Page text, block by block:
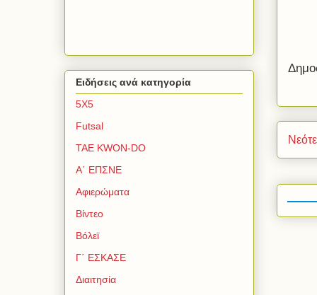
Ειδήσεις ανά κατηγορία
5Χ5
Futsal
TAE KWON-DO
Α΄ ΕΠΣΝΕ
Αφιερώματα
Βίντεο
Βόλεϊ
Γ΄ ΕΣΚΑΣΕ
Διαιτησία